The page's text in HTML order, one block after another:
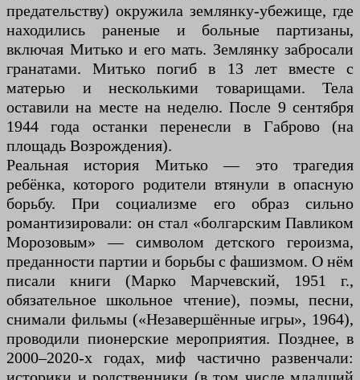
предательству) окружила землянку-убежище, где
находились раненые и больные партизаны,
включая Митько и его мать. Землянку забросали
гранатами. Митько погиб в 13 лет вместе с
матерью и несколькими товарищами. Тела
оставили на месте на неделю. После 9 сентября
1944 года останки перенесли в Габрово (на
площадь Возрождения).
Реальная история Митько — это трагедия
ребёнка, которого родители втянули в опасную
борьбу. При социализме его образ сильно
романтизировали: он стал «болгарским Павликом
Морозовым» — символом детского героизма,
преданности партии и борьбы с фашизмом. О нём
писали книги (Марко Марчевский, 1951 г.,
обязательное школьное чтение), поэмы, песни,
снимали фильмы («Незавершённые игры», 1964),
проводили пионерские мероприятия. Позднее, в
2000–2020-х годах, миф частично развенчали: